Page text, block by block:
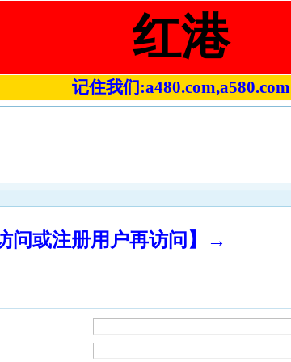
红港
记住我们:a480.com,a580.com
问或注册用户再访问】→